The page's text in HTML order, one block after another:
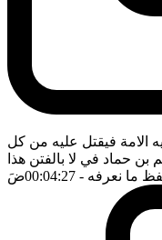
فيقتل عليه من كل
بن حماد في لا بالفتن هذا
ما نعرفه - 00:04:27 ضَ